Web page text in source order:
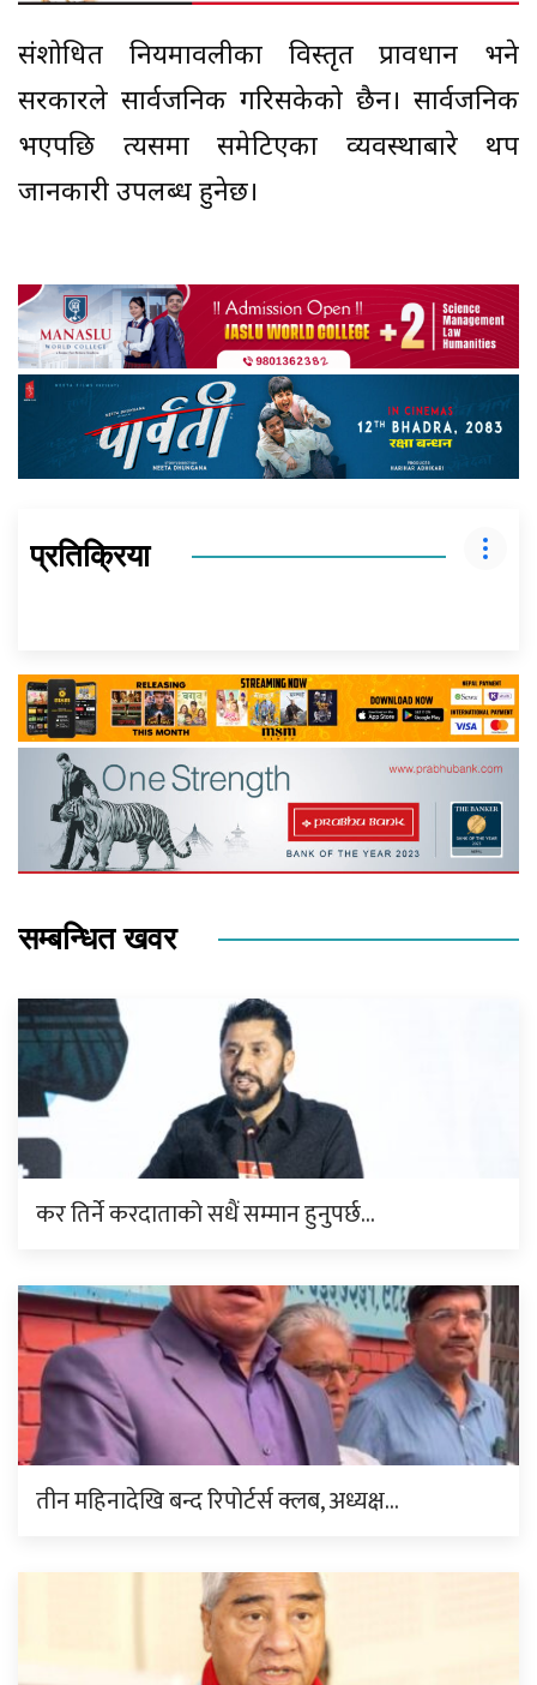
संशोधित नियमावलीका विस्तृत प्रावधान भने
सरकारले सार्वजनिक गरिसकेको छैन। सार्वजनिक
भएपछि त्यसमा समेटिएका व्यवस्थाबारे थप
जानकारी उपलब्ध हुनेछ।
प्रतिक्रिया
सम्बन्धित खवर
कर तिर्ने करदाताको सधैं सम्मान हुनुपर्छ…
तीन महिनादेखि बन्द रिपोर्टर्स क्लब, अध्यक्ष…